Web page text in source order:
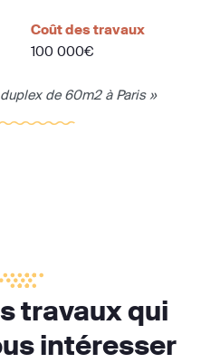
Coût des travaux
100 000€
de 60m2 à Paris »
travaux qui
intéresser